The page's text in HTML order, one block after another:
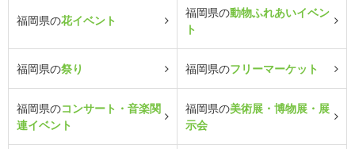
福岡県の花イベント
福岡県の動物ふれあいイベン
ト
福岡県の祭り 福岡県のフリーマーケット
福岡県のコンサート・音楽関
連イベント
福岡県の美術展・博物展・展
示会